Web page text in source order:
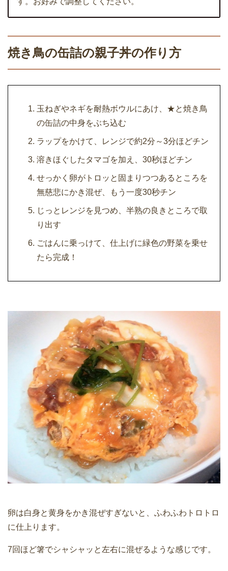
焼き鳥の缶詰の親子丼の作り方
玉ねぎやネギを耐熱ボウルにあけ、★と焼き鳥
の缶詰の中身をぶち込む
ラップをかけて、レンジで約2分～3分ほどチン
溶きほぐしたタマゴを加え、30秒ほどチン
せっかく卵がトロッと固まりつつあるところを
無慈悲にかき混ぜ、もう一度30秒チン
じっとレンジを見つめ、半熟の良きところで取
り出す
ごはんに乗っけて、仕上げに緑色の野菜を乗せ
たら完成！
卵は白身と黄身をかき混ぜすぎないと、ふわふわトロトロ
に仕上ります。
7回ほど箸でシャシャッと左右に混ぜるような感じです。